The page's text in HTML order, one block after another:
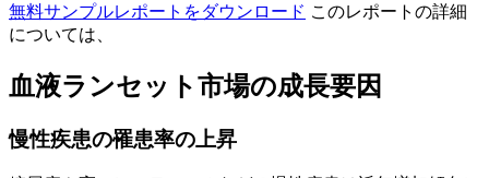
無料サンプルレポートをダウンロード このレポートの詳細
については、
血液ランセット市場の成長要因
慢性疾患の罹患率の上昇